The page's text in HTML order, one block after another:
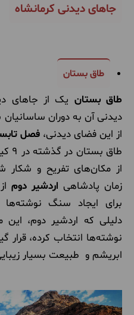
جاهای دیدنی کرمانشاه
طاق بستان
طاق بستان یک از جاهای
دیدنی آن به دوران ساسانیان
از این فضای دیدنی، فصل
از مکان‌های تفریح و شکار
زمان پادشاهی اردشیر دوم
برای ایجاد سنگ نوشته‌ها
دلیلی که اردشیر دوم،
نوشته‌ها انتخاب کرده‌،
ابریشم و طبیعت بسیار